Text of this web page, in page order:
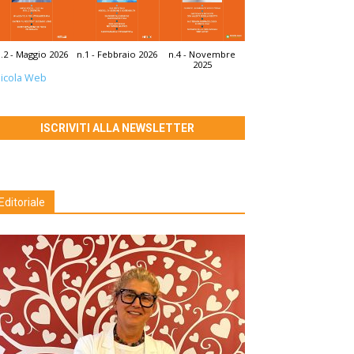
- Maggio 2026 n.1 - Febbraio 2026
n.4 - Novembre
2025
Web
ISCRIVITI ALLA NEWSLETTER